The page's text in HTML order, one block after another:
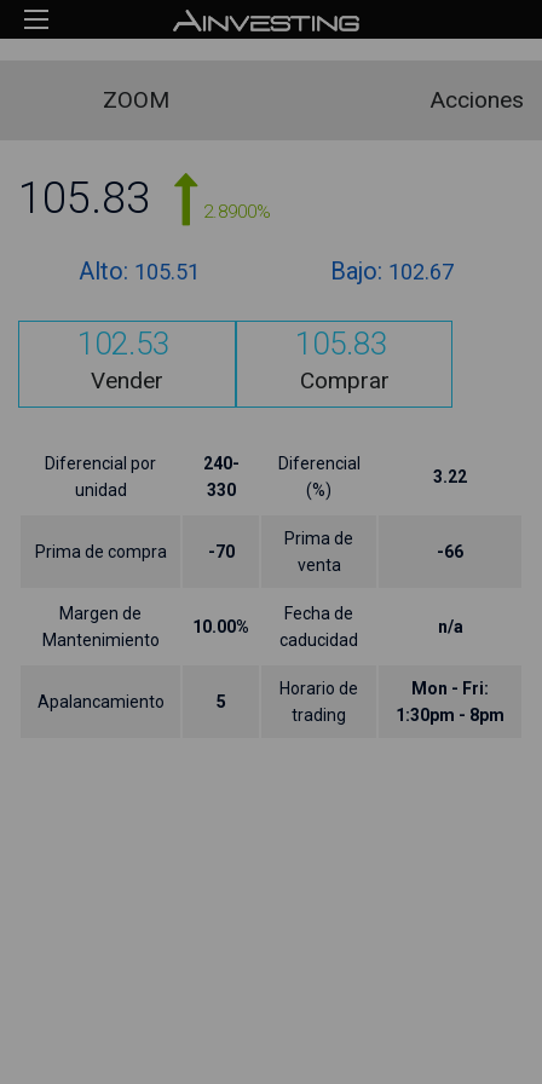
ZOOM Acciones
105.83 2.8900%
Alto: 105.51 Bajo: 102.67
102.53
Vender
105.83
Comprar
Diferencial por
unidad
240-
330
Diferencial
(%)
3.22
Prima de compra -70
Prima de
venta
-66
Margen de
Mantenimiento
10.00%
Fecha de
caducidad
n/a
Apalancamiento 5
Horario de
trading
Mon - Fri:
1:30pm - 8pm